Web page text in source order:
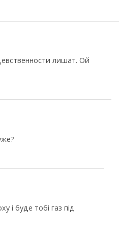
лишат. Ой
і буде тобі газ під